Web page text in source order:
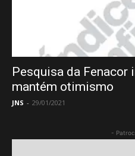
Pesquisa da Fenacor
mantém otimismo
JNS - 29/01/2021
-